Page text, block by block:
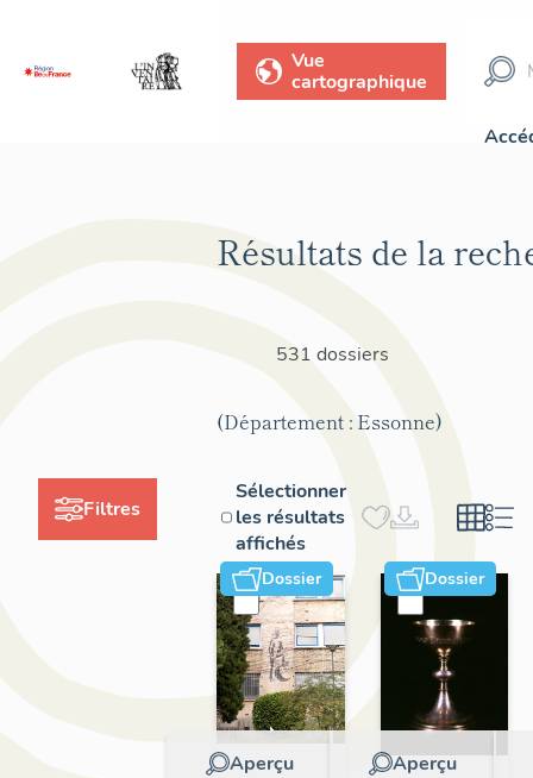
Vue
cartographique
Filtres
Résultats de la
531 dossiers
(Département : Essonne)
Sélectionner
les résultats
affichés
Dossier
Aperçu
Dossier
Aperçu